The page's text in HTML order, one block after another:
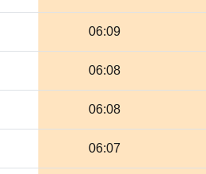
06:09
06:08
06:08
06:07